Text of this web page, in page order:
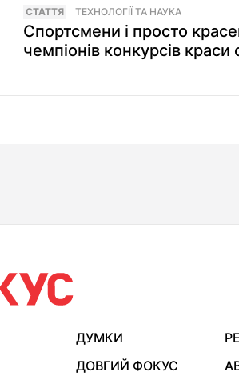
СТАТТЯ ТЕХНОЛОГІЇ ТА НАУКА
Спортсмени і просто
чемпіонів конкурсів
ДУМКИ
ДОВГИЙ ФОКУС